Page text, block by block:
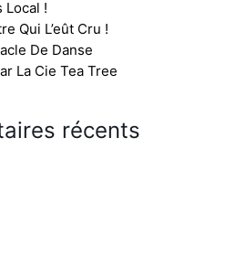
Local !
Qui L’eût Cru !
De Danse
La Cie Tea Tree
récents